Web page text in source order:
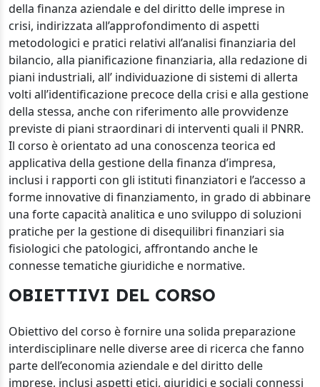
della finanza aziendale e del diritto delle imprese in
crisi, indirizzata all’approfondimento di aspetti
metodologici e pratici relativi all’analisi finanziaria del
bilancio, alla pianificazione finanziaria, alla redazione di
piani industriali, all’ individuazione di sistemi di allerta
volti all’identificazione precoce della crisi e alla gestione
della stessa, anche con riferimento alle provvidenze
previste di piani straordinari di interventi quali il PNRR.
Il corso è orientato ad una conoscenza teorica ed
applicativa della gestione della finanza d’impresa,
inclusi i rapporti con gli istituti finanziatori e l’accesso a
forme innovative di finanziamento, in grado di abbinare
una forte capacità analitica e uno sviluppo di soluzioni
pratiche per la gestione di disequilibri finanziari sia
fisiologici che patologici, affrontando anche le
connesse tematiche giuridiche e normative.
OBIETTIVI DEL CORSO
Obiettivo del corso è fornire una solida preparazione
interdisciplinare nelle diverse aree di ricerca che fanno
parte dell’economia aziendale e del diritto delle
imprese, inclusi aspetti etici, giuridici e sociali connessi